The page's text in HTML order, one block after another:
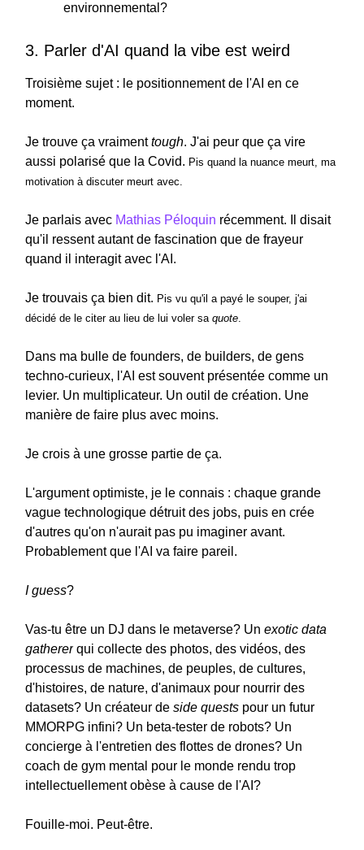
environnemental?
3. Parler d'AI quand la vibe est weird
Troisième sujet : le positionnement de l'AI en ce
moment.
Je trouve ça vraimenttough. J'ai peur que ça vire
aussi polarisé que la Covid. Pis quand la nuance meurt, ma
motivation à discuter meurt avec.
Je parlais avec Mathias Péloquin récemment. Il disait
qu'il ressent autant de fascination que de frayeur
quand il interagit avec l'AI.
Je trouvais ça bien dit. Pis vu qu'il a payé le souper, j'ai
décidé de le citer au lieu de lui voler sa quote
Dans ma bulle de founders, de builders, de gens
techno-curieux, l'AI est souvent présentée comme un
levier. Un multiplicateur. Un outil de création. Une
manière de faire plus avec moins.
Je crois à une grosse partie de ça.
L'argument optimiste, je le connais : chaque grande
vague technologique détruit des jobs, puis en crée
d'autres qu'on n'aurait pas pu imaginer avant.
Probablement que l'AI va faire pareil.
I guess?
Vas-tu être un DJ dans le metaverse? Un exotic data
gatherer qui collecte des photos, des vidéos, des
processus de machines, de peuples, de cultures,
d'histoires, de nature, d'animaux pour nourrir des
datasets? Un créateur de side quests pour un futur
MMORPG infini? Un beta-tester de robots? Un
concierge à l'entretien des flottes de drones? Un
coach de gym mental pour le monde rendu trop
intellectuellement obèse à cause de l'AI?
Fouille-moi. Peut-être.